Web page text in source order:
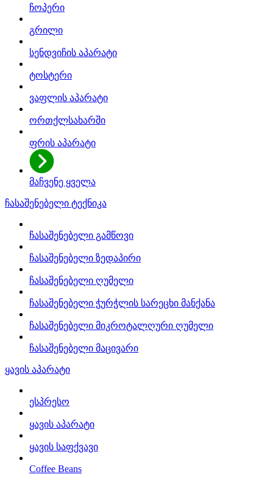
ჩოპერი
გრილი
სენდვიჩის აპარატი
ტოსტერი
ვაფლის აპარატი
ორთქლსახარში
ფრის აპარატი
მაჩვენე ყველა
ჩასაშენებელი ტექნიკა
ჩასაშენებელი გამწოვი
ჩასაშენებელი ზედაპირი
ჩასაშენებელი ღუმელი
ჩასაშენებელი ჭურჭლის სარეცხი მანქანა
ჩასაშენებელი მიკროტალღური ღუმელი
ჩასაშენებელი მაცივარი
ყავის აპარატი
ესპრესო
ყავის აპარატი
ყავის საფქვავი
Coffee Beans